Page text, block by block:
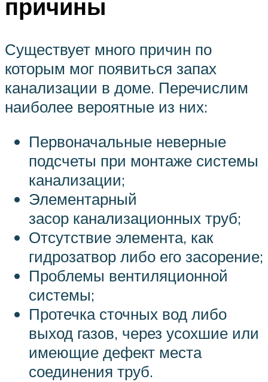
причины
Существует много причин по
которым мог появиться запах
канализации в доме. Перечислим
наиболее вероятные из них:
Первоначальные неверные
подсчеты при монтаже системы
канализации;
Элементарный
засор канализационных труб;
Отсутствие элемента, как
гидрозатвор либо его засорение;
Проблемы вентиляционной
системы;
Протечка сточных вод либо
выход газов, через усохшие или
имеющие дефект места
соединения труб.